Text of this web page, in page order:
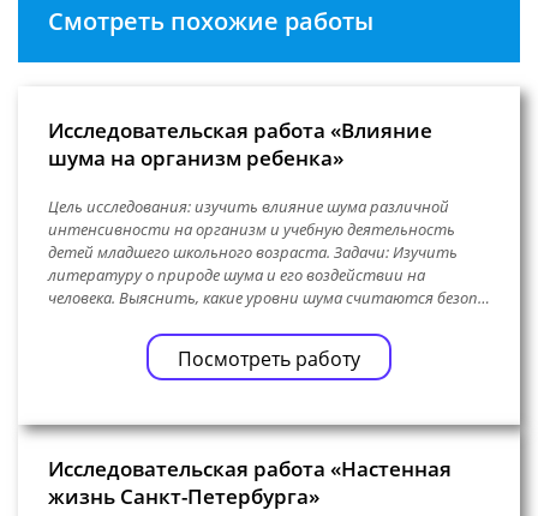
Смотреть похожие работы
Исследовательская работа «Влияние
шума на организм ребенка»
Цель исследования: изучить влияние шума различной
интенсивности на организм и учебную деятельность
детей младшего школьного возраста. Задачи: Изучить
литературу о природе шума и его воздействии на
человека. Выяснить, какие уровни шума считаются безоп…
Посмотреть работу
Исследовательская работа «Настенная
жизнь Санкт-Петербурга»